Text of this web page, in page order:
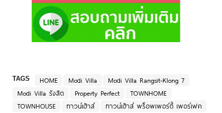
TAGS HOME Modi Villa
Modi Villa Rangsit-Klong 7
Modi Villa รังสิต
Property Perfect
TOWNHOME
TOWNHOUSE
ทาวน์เฮ้าส์
ทาวน์เฮ้าส์ พร็อพเพอร์ตี้ เพอร์เฟค